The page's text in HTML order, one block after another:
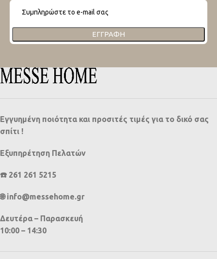
ΕΓΓΡΑΦΉ
Εγγυημένη ποιότητα και προσιτές τιμές για το δικό σας
σπίτι !
Εξυπηρέτηση Πελατών
☎️ 261 261 5215
🌐 info@messehome.gr
Δευτέρα – Παρασκευή
10:00 – 14:30